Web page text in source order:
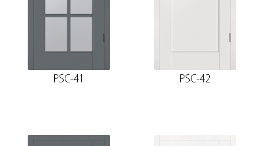
PSC-41 PSC-42